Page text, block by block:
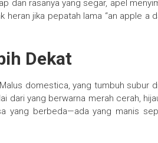
dan rasanya yang segar, apel
heran jika pepatah lama “an apple a
Dekat
domestica, yang tumbuh subur
dari yang berwarna merah cerah,
yang berbeda—ada yang manis